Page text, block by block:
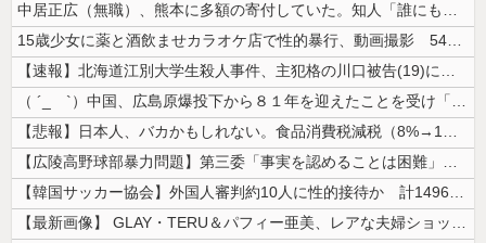
中居正広（無職）、熊本に多額の寄付していた。知人「誰にも知られなくても...
15歳少女に薬と酒飲ませカラオケ店で性的暴行、動画撮影 54歳無職を再...
【速報】北海道江別大学生殺人事件、主犯格の川口被告(19)に無期懲役の...
（ ´_ゝ`）中国、広島原爆投下から８１年を迎えたことを受け「日本は原...
【悲報】日本人、バカかもしれない。食品消費税減税（8%→1%）に93....
【広陵高野球部暴力問題】第三委「事実を認めることは困難」元部員「SNS...
【韓国サッカー協会】外国人審判約10人に性的接待か 計1496回、約2...
【最新画像】 GLAY・TERU＆パフィー亜美、レアな夫婦ショットを公...